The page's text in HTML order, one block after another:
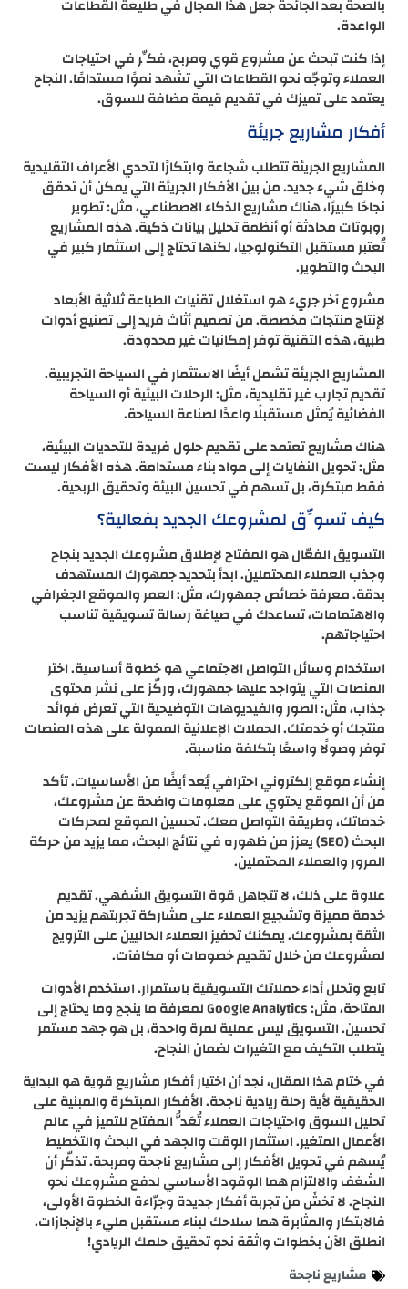
بالصحة بعد الجائحة جعل هذا المجال في طليعة القطاعات
الواعدة.
إذا كنت تبحث عن مشروع قوي ومربح، فكِّر في احتياجات
العملاء وتوجّه نحو القطاعات التي تشهد نموًا مستدامًا. النجاح
يعتمد على تميزك في تقديم قيمة مضافة للسوق.
أفكار مشاريع جريئة
المشاريع الجريئة تتطلب شجاعة وابتكارًا لتحدي الأعراف التقليدية
وخلق شيء جديد. من بين الأفكار الجريئة التي يمكن أن تحقق
نجاحًا كبيرًا، هناك مشاريع الذكاء الاصطناعي، مثل: تطوير
روبوتات محادثة أو أنظمة تحليل بيانات ذكية. هذه المشاريع
تُعتبر مستقبل التكنولوجيا، لكنها تحتاج إلى استثمار كبير في
البحث والتطوير.
مشروع آخر جريء هو استغلال تقنيات الطباعة ثلاثية الأبعاد
لإنتاج منتجات مخصصة. من تصميم أثاث فريد إلى تصنيع أدوات
طبية، هذه التقنية توفر إمكانيات غير محدودة.
المشاريع الجريئة تشمل أيضًا الاستثمار في السياحة التجريبية.
تقديم تجارب غير تقليدية، مثل: الرحلات البيئية أو السياحة
الفضائية يُمثل مستقبلًا واعدًا لصناعة السياحة.
هناك مشاريع تعتمد على تقديم حلول فريدة للتحديات البيئية،
مثل: تحويل النفايات إلى مواد بناء مستدامة. هذه الأفكار ليست
فقط مبتكرة، بل تسهم في تحسين البيئة وتحقيق الربحية.
كيف تسوِّق لمشروعك الجديد بفعالية؟
التسويق الفعّال هو المفتاح لإطلاق مشروعك الجديد بنجاح
وجذب العملاء المحتملين. ابدأ بتحديد جمهورك المستهدف
بدقة. معرفة خصائص جمهورك، مثل: العمر والموقع الجغرافي
والاهتمامات، تساعدك في صياغة رسالة تسويقية تناسب
احتياجاتهم.
استخدام وسائل التواصل الاجتماعي هو خطوة أساسية. اختر
المنصات التي يتواجد عليها جمهورك، وركّز على نشر محتوى
جذاب، مثل: الصور والفيديوهات التوضيحية التي تعرض فوائد
منتجك أو خدمتك. الحملات الإعلانية الممولة على هذه المنصات
توفر وصولًا واسعًا بتكلفة مناسبة.
إنشاء موقع إلكتروني احترافي يُعد أيضًا من الأساسيات. تأكد
من أن الموقع يحتوي على معلومات واضحة عن مشروعك،
خدماتك، وطريقة التواصل معك. تحسين الموقع لمحركات
البحث (SEO) يعزز من ظهوره في نتائج البحث، مما يزيد من حركة
المرور والعملاء المحتملين.
علاوة على ذلك، لا تتجاهل قوة التسويق الشفهي. تقديم
خدمة مميزة وتشجيع العملاء على مشاركة تجربتهم يزيد من
الثقة بمشروعك. يمكنك تحفيز العملاء الحاليين على الترويج
لمشروعك من خلال تقديم خصومات أو مكافآت.
تابع وتحلل أداء حملاتك التسويقية باستمرار. استخدم الأدوات
المتاحة، مثل: Google Analytics لمعرفة ما ينجح وما يحتاج إلى
تحسين. التسويق ليس عملية لمرة واحدة، بل هو جهد مستمر
يتطلب التكيف مع التغيرات لضمان النجاح.
في ختام هذا المقال، نجد أن اختيار أفكار مشاريع قوية هو البداية
الحقيقية لأية رحلة ريادية ناجحة. الأفكار المبتكرة والمبنية على
تحليل السوق واحتياجات العملاء تُعَدُّ المفتاح للتميز في عالم
الأعمال المتغير. استثمار الوقت والجهد في البحث والتخطيط
يُسهم في تحويل الأفكار إلى مشاريع ناجحة ومربحة. تذكّر أن
الشغف والالتزام هما الوقود الأساسي لدفع مشروعك نحو
النجاح. لا تخشَ من تجربة أفكار جديدة وجرّاءة الخطوة الأولى،
فالابتكار والمثابرة هما سلاحك لبناء مستقبل مليء بالإنجازات.
انطلق الآن بخطوات واثقة نحو تحقيق حلمك الريادي!
مشاريع ناجحة